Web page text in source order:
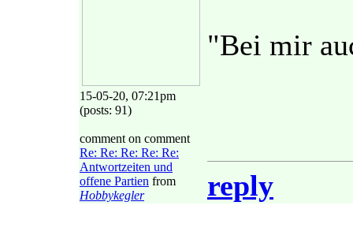
15-05-20, 07:21pm
(posts: 91)
comment on comment
Re: Re: Re: Re: Re:
Antwortzeiten und
offene Partien from
Hobbykegler
"Bei mir
reply